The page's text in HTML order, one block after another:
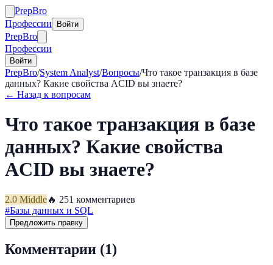
PrepBro
Профессии
Войти
PrepBro
Профессии
Войти
PrepBro/System Analyst/Вопросы/Что такое транзакция в базе
данных? Какие свойства ACID вы знаете?
← Назад к вопросам
Что такое транзакция в базе
данных? Какие свойства
ACID вы знаете?
2.0 Middle🔥 251 комментариев
#Базы данных и SQL
Предложить правку
Комментарии (1)